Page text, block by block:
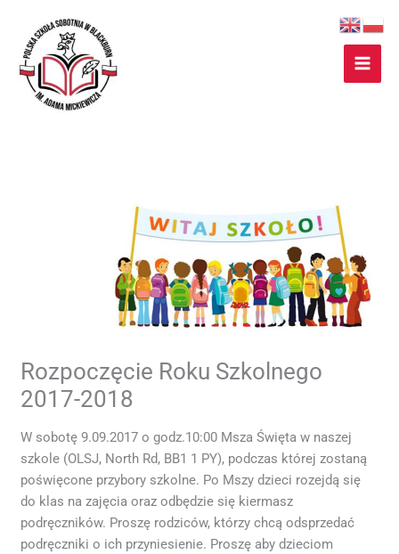
treści
Rozpoczęcie Roku Szkolnego
2017-2018
W sobotę 9.09.2017 o godz.10:00 Msza Święta w naszej
szkole (OLSJ, North Rd, BB1 1 PY), podczas której zostaną
poświęcone przybory szkolne. Po Mszy dzieci rozejdą się
do klas na zajęcia oraz odbędzie się kiermasz
podręczników. Proszę rodziców, którzy chcą odsprzedać
podręczniki o ich przyniesienie. Proszę aby dzieciom